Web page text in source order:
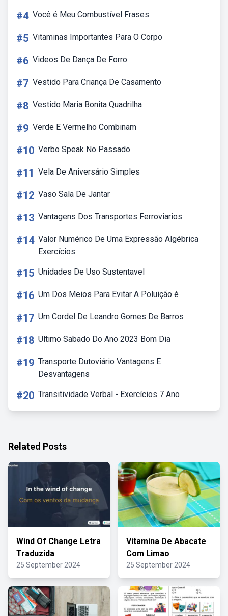
#4 Você é Meu Combustível Frases
#5 Vitaminas Importantes Para O Corpo
#6 Videos De Dança De Forro
#7 Vestido Para Criança De Casamento
#8 Vestido Maria Bonita Quadrilha
#9 Verde E Vermelho Combinam
#10 Verbo Speak No Passado
#11 Vela De Aniversário Simples
#12 Vaso Sala De Jantar
#13 Vantagens Dos Transportes Ferroviarios
#14 Valor Numérico De Uma Expressão Algébrica
Exercícios
#15 Unidades De Uso Sustentavel
#16 Um Dos Meios Para Evitar A Poluição é
#17 Um Cordel De Leandro Gomes De Barros
#18 Ultimo Sabado Do Ano 2023 Bom Dia
#19 Transporte Dutoviário Vantagens E
Desvantagens
#20 Transitividade Verbal - Exercícios 7 Ano
Related Posts
Wind Of Change Letra
Traduzida
25 September 2024
Vitamina De Abacate
Com Limao
25 September 2024